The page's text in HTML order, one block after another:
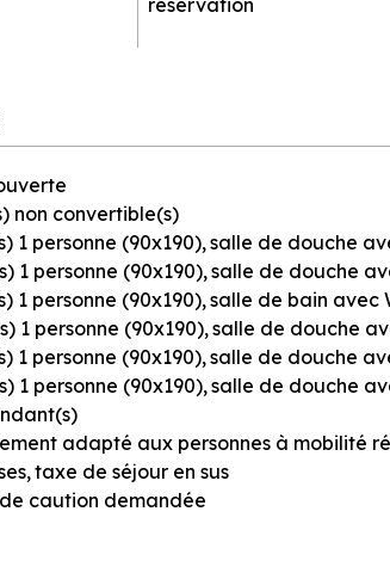
non convertible(s)
1 personne (90x190) salle de douche
1 personne (90x190) salle de douche
1 personne (90x190) salle de bain avec
1 personne (90x190) salle de douche
1 personne (90x190) salle de douche
1 personne (90x190) salle de douche
adapté aux personnes à mobilité
taxe de séjour en sus
caution demandée